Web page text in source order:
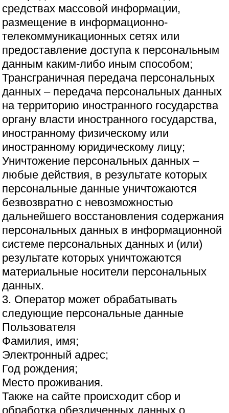
средствах массовой информации,
размещение в информационно-
телекоммуникационных сетях или
предоставление доступа к персональным
данным каким-либо иным способом;
Трансграничная передача персональных
данных – передача персональных данных
на территорию иностранного государства
органу власти иностранного государства,
иностранному физическому или
иностранному юридическому лицу;
Уничтожение персональных данных –
любые действия, в результате которых
персональные данные уничтожаются
безвозвратно с невозможностью
дальнейшего восстановления содержания
персональных данных в информационной
системе персональных данных и (или)
результате которых уничтожаются
материальные носители персональных
данных.
3. Оператор может обрабатывать
следующие персональные данные
Пользователя
Фамилия, имя;
Электронный адрес;
Год рождения;
Место проживания.
Также на сайте происходит сбор и
обработка обезличенных данных о